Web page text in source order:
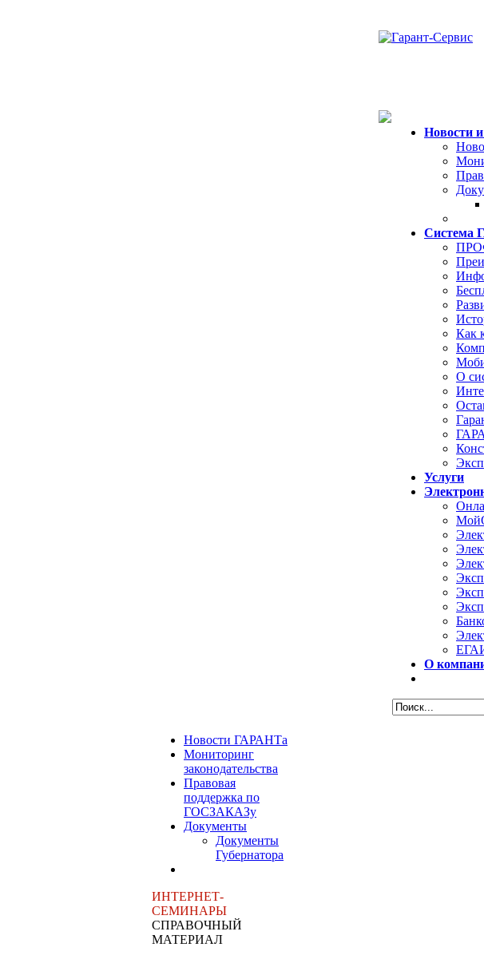
Новости
Система
Как
О
Услуги
О
Новости ГАРАНТа
Мониторинг
законодательства
Правовая
поддержка по
ГОСЗАКАЗу
Документы
Документы
Губернатора
ИНТЕРНЕТ-
СЕМИНАРЫ
СПРАВОЧНЫЙ
МАТЕРИАЛ